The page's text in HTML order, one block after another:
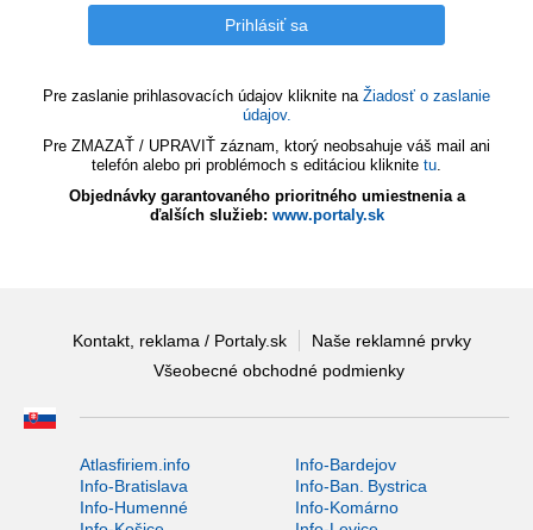
Pre zaslanie prihlasovacích údajov kliknite na Žiadosť o zaslanie
údajov.
Pre ZMAZAŤ / UPRAVIŤ záznam, ktorý neobsahuje váš mail ani
telefón alebo pri problémoch s editáciou kliknite tu.
Objednávky garantovaného prioritného umiestnenia a
ďalších služieb: www.portaly.sk
Kontakt, reklama / Portaly.sk
Naše reklamné prvky
Všeobecné obchodné podmienky
Atlasfiriem.info
Info-Bardejov
Info-Bratislava
Info-Ban. Bystrica
Info-Humenné
Info-Komárno